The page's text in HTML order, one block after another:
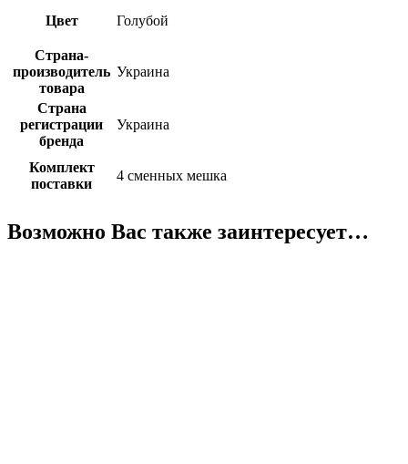
Цвет Голубой
Страна-
производитель
товара
Украина
Страна
регистрации
бренда
Украина
Комплект
поставки
4 сменных мешка
Возможно Вас также заинтересует…